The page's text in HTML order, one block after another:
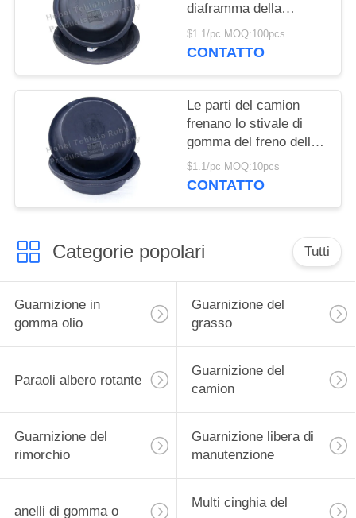
diaframma della
camera del freno
$1.1/pc MOQ:100pcs
CONTATTO
Le parti del camion
frenano lo stivale di
gomma del freno delle
tazze T30 del cilindro
$1.1/pc MOQ:10pcs
CONTATTO
Categorie popolari Tutti
Guarnizione in
gomma olio
Guarnizione del
grasso
Paraoli albero rotante
Guarnizione del
camion
Guarnizione del
rimorchio
Guarnizione libera di
manutenzione
anelli di gomma o
Multi cinghia del